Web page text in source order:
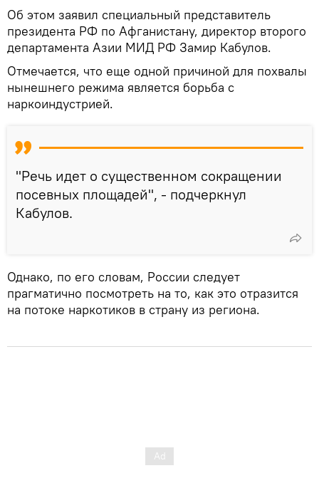
Об этом заявил специальный представитель
президента РФ по Афганистану, директор второго
департамента Азии МИД РФ Замир Кабулов.
Отмечается, что еще одной причиной для похвалы
нынешнего режима является борьба с
наркоиндустрией.
"Речь идет о существенном сокращении
посевных площадей", - подчеркнул
Кабулов.
Однако, по его словам, России следует
прагматично посмотреть на то, как это отразится
на потоке наркотиков в страну из региона.